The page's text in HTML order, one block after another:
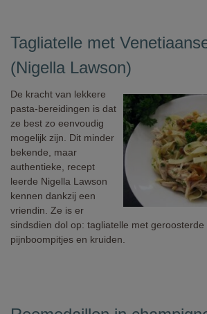
Tagliatelle met
(Nigella Lawson)
De kracht van lekkere
pasta-bereidingen is dat
ze best zo eenvoudig
mogelijk zijn. Dit minder
bekende, maar
authentieke, recept
leerde Nigella Lawson
kennen dankzij een
vriendin. Ze is er
sindsdien dol op: tagliatelle met geroosterde
pijnboompitjes en kruiden.